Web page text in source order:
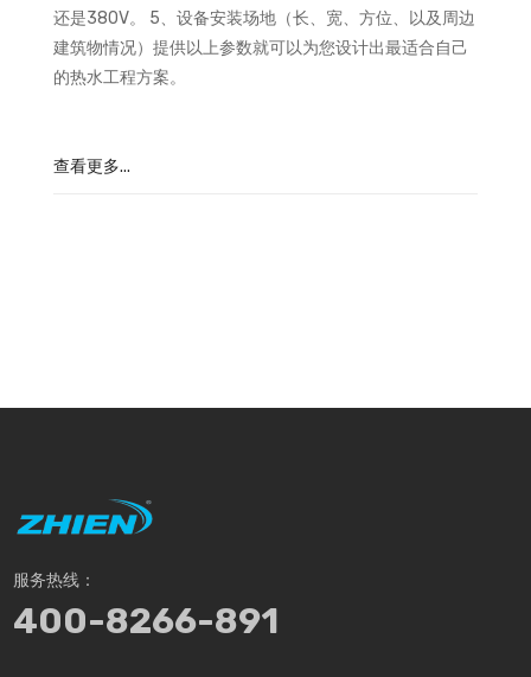
还是380V。 5、设备安装场地（长、宽、方位、以及周边
建筑物情况）提供以上参数就可以为您设计出最适合自己
的热水工程方案。
查看更多...
服务热线：
400-8266-891